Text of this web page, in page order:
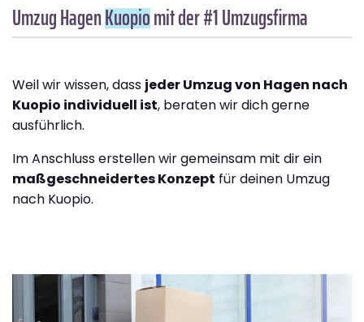
Umzug HagenKuopiomit der #1 Umzugsfirma
Weil wir wissen, dass jeder Umzug von Hagen nach
Kuopio individuell ist, beraten wir dich gerne
ausführlich.
Im Anschluss erstellen wir gemeinsam mit dir ein
maßgeschneidertes Konzept für deinen Umzug
nach Kuopio.